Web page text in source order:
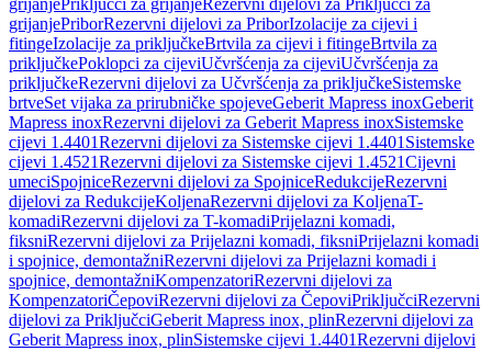
grijanjePriključci za grijanjeRezervni dijelovi za Priključci za
grijanjePriborRezervni dijelovi za PriborIzolacije za cijevi i
fitingeIzolacije za priključkeBrtvila za cijevi i fitingeBrtvila za
priključkePoklopci za cijeviUčvršćenja za cijeviUčvršćenja za
priključkeRezervni dijelovi za Učvršćenja za priključkeSistemske
brtveSet vijaka za prirubničke spojeveGeberit Mapress inoxGeberit
Mapress inoxRezervni dijelovi za Geberit Mapress inoxSistemske
cijevi 1.4401Rezervni dijelovi za Sistemske cijevi 1.4401 Sistemske
cijevi 1.4521Rezervni dijelovi za Sistemske cijevi 1.4521Cijevni
umeciSpojniceRezervni dijelovi za SpojniceRedukcijeRezervni
dijelovi za RedukcijeKoljenaRezervni dijelovi za KoljenaT-
komadiRezervni dijelovi za T-komadiPrijelazni komadi,
fiksniRezervni dijelovi za Prijelazni komadi, fiksniPrijelazni komadi
i spojnice, demontažniRezervni dijelovi za Prijelazni komadi i
spojnice, demontažniKompenzatoriRezervni dijelovi za
KompenzatoriČepoviRezervni dijelovi za ČepoviPriključciRezervni
dijelovi za PriključciGeberit Mapress inox, plinRezervni dijelovi za
Geberit Mapress inox, plinSistemske cijevi 1.4401Rezervni dijelovi